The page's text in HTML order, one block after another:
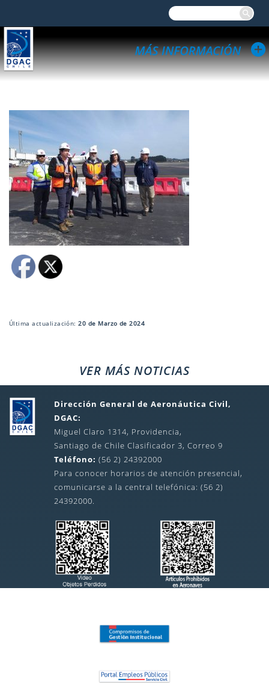
Última actualización:20 de Marzo de 2024
VER MÁS NOTICIAS
Dirección General de Aeronáutica Civil,
DGAC:
Miguel Claro 1314, Providencia,
Santiago de Chile Clasificador 3, Correo 9
Teléfono: (56 2) 24392000
Para conocer horarios de atención presencial,
comunicarse a la central telefónica: (56 2)
24392000.